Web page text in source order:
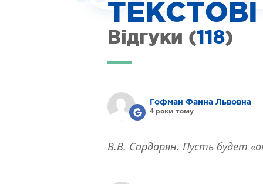
ІНТЕРНЕТ-МАГАЗИН ОПТИКИ
ДИТЯЧА ОФТАЛЬМОЛОГІЯ
ЛІКУВАННЯ ЗАХВОРЮВАНЬ СІТКІВКИ
ТЕКСТОВІ
Відгуки (118)
Гофман Фаина Львовна
4 роки тому
В.В. Сардарян. Пусть будет